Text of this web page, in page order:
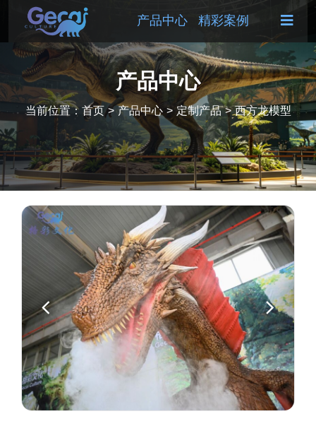
产品中心 精彩案例
产品中心
当前位置： 首页 > 产品中心 > 定制产品 > 西方龙模型